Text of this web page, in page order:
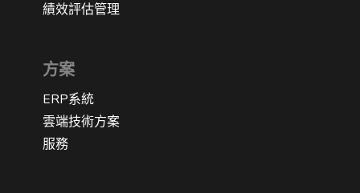
績效評估管理
方案
ERP系統
雲端技術方案
服務